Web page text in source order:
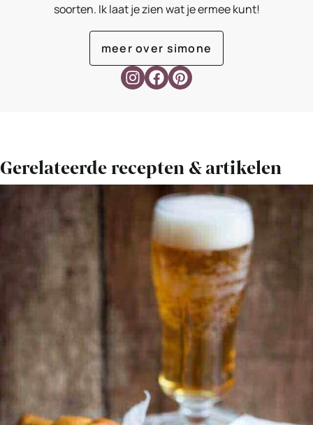
soorten. Ik laat je zien wat je ermee kunt!
meer over simone
Gerelateerde recepten & artikelen
Supersnelle
worstenbroodjes
croissantdeeg